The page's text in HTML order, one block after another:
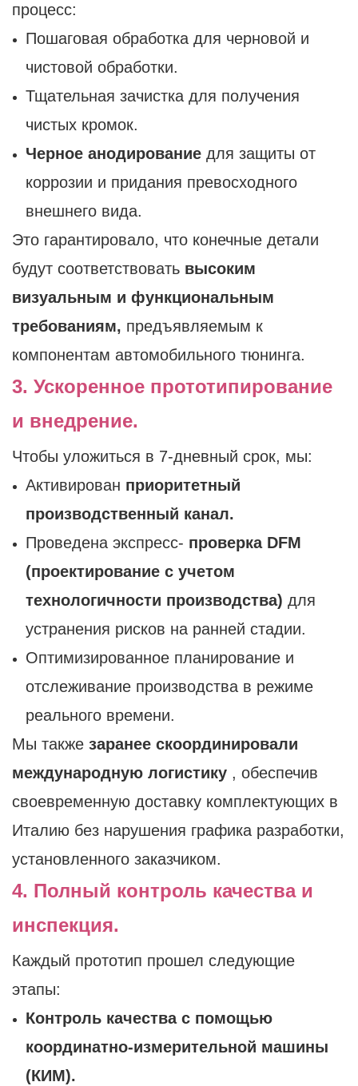
процесс:
Пошаговая обработка для черновой и
чистовой обработки.
Тщательная зачистка для получения
чистых кромок.
Черное анодированиедля защиты от
коррозии и придания превосходного
внешнего вида.
Это гарантировало, что конечные детали
будут соответствовать высоким
визуальным и функциональным
требованиям, предъявляемым к
компонентам автомобильного тюнинга.
3. Ускоренное прототипирование
и внедрение.
Чтобы уложиться в 7-дневный срок, мы:
Активирован приоритетный
производственный канал.
Проведена экспресс- проверка DFM
(проектирование с учетом
технологичности производства) для
устранения рисков на ранней стадии.
Оптимизированное планирование и
отслеживание производства в режиме
реального времени.
Мы также заранее скоординировали
международную логистику , обеспечив
своевременную доставку комплектующих в
Италию без нарушения графика разработки,
установленного заказчиком.
4. Полный контроль качества и
инспекция.
Каждый прототип прошел следующие
этапы:
Контроль качества с помощью
координатно-измерительной машины
(КИМ).